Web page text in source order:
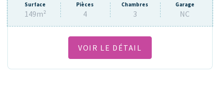
Surface
149m²
Pièces
4
Chambres
3
Garage
NC
VOIR LE DÉTAIL